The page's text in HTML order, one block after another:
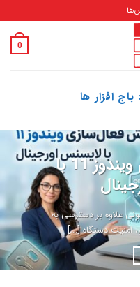
0
باج افزار ها
آموزش فعال سازی ویندوز 11 با
لایسنس قانونی علاوه بر دسترسی به
امنیت دستگاه [...]